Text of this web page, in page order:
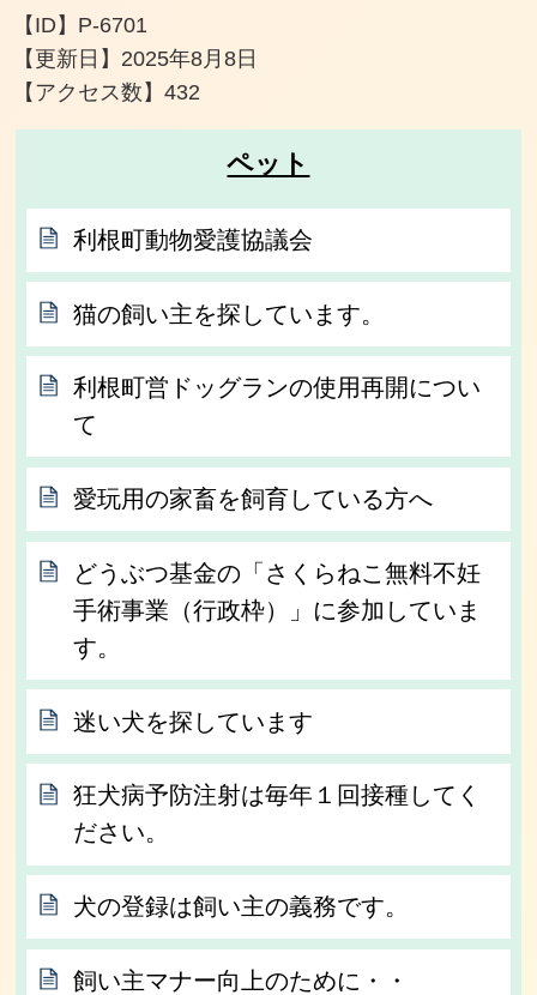
【ID】 P-6701
【更新日】 2025年8月8日
【アクセス数】432
ペット
利根町動物愛護協議会
猫の飼い主を探しています。
利根町営ドッグランの使用再開につい
て
愛玩用の家畜を飼育している方へ
どうぶつ基金の「さくらねこ無料不妊
手術事業（行政枠）」に参加していま
す。
迷い犬を探しています
狂犬病予防注射は毎年１回接種してく
ださい。
犬の登録は飼い主の義務です。
飼い主マナー向上のために・・